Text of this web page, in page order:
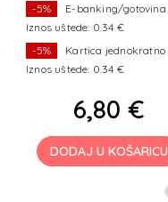
-5%
E-banking/gotovina
Iznos uštede: 0.34 €
-5%
Kartica jednokratno
Iznos uštede: 0.34 €
6,80 €
DODAJ U KOŠARICU